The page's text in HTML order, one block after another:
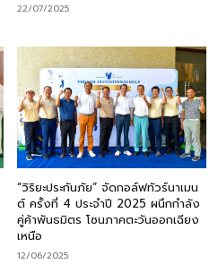
22/07/2025
“วิริยะประกันภัย” จัดกอล์ฟทัวร์นาเมน
ต์ ครั้งที่ 4 ประจำปี 2025 ผนึกกำลัง
คู่ค้าพันธมิตร โซนภาคตะวันออกเฉียง
เหนือ
12/06/2025